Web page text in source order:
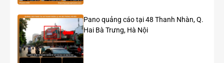
Vị trí quảng cáo màn hình LED 29 Liễu Giai – Capital
Place
Pano quảng cáo tại 48 Thanh Nhàn, Q.
Hai Bà Trưng, Hà Nội